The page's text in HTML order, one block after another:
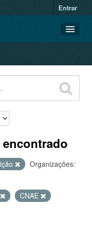
Entrar
Organizações:
CNAE